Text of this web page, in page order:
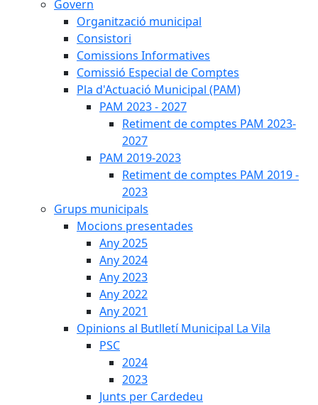
Govern
Organització municipal
Consistori
Comissions Informatives
Comissió Especial de Comptes
Pla d'Actuació Municipal (PAM)
PAM 2023 - 2027
Retiment de comptes PAM 2023-
2027
PAM 2019-2023
Retiment de comptes PAM 2019 -
2023
Grups municipals
Mocions presentades
Any 2025
Any 2024
Any 2023
Any 2022
Any 2021
Opinions al Butlletí Municipal La Vila
PSC
2024
2023
Junts per Cardedeu